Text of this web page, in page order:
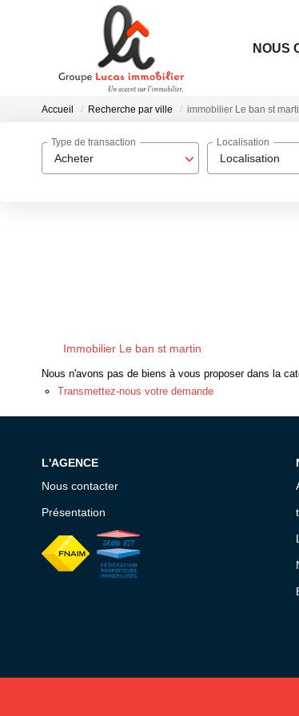
NOUS
Accueil Recherche par ville immobilier Le ban st
Acheter
Type de transaction
Localisation
Localisation
Immobilier Le ban st martin
Nous n'avons pas de biens à vous proposer dans la
Transmettez-nous votre demande
L'AGENCE
Nous contacter
Présentation